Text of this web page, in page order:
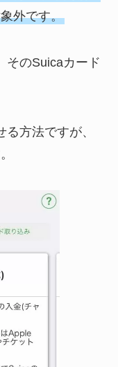
外です。
そのSuicaカード
方法ですが、